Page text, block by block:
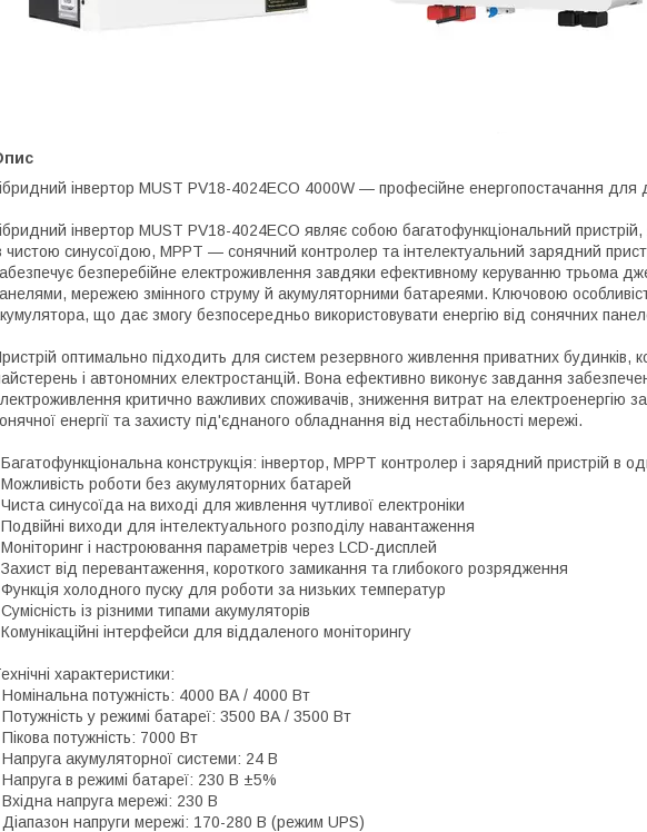
інвертор MUST PV18-4024ECO 4000W — професійне енергопостачання для
інвертор MUST PV18-4024ECO являє собою багатофункціональний пристрій,
чистою синусоїдою, MPPT — сонячний контролер та інтелектуальний зарядний
безперебійне електроживлення завдяки ефективному керуванню трьома
мережею змінного струму й акумуляторними батареями. Ключовою
що дає змогу безпосередньо використовувати енергію від сонячних
оптимально підходить для систем резервного живлення приватних будинків,
і автономних електростанцій. Вона ефективно виконує завдання
критично важливих споживачів, зниження витрат на електроенергію
енергії та захисту під'єднаного обладнання від нестабільності мережі.
конструкція: інвертор, MPPT контролер і зарядний пристрій в
роботи без акумуляторних батарей
синусоїда на виході для живлення чутливої електроніки
виходи для інтелектуального розподілу навантаження
і настроювання параметрів через LCD-дисплей
від перевантаження, короткого замикання та глибокого розрядження
холодного пуску для роботи за низьких температур
із різними типами акумуляторів
інтерфейси для віддаленого моніторингу
характеристики:
Номінальна потужність: 4000 ВА / 4000 Вт
Потужність у режимі батареї: 3500 ВА / 3500 Вт
Пікова потужність: 7000 Вт
Напруга акумуляторної системи: 24 В
Напруга в режимі батареї: 230 В ±5%
Вхідна напруга мережі: 230 В
Діапазон напруги мережі: 170-280 В (режим UPS)